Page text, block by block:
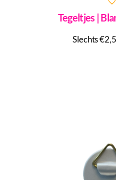
Tegeltjes |
Slechts